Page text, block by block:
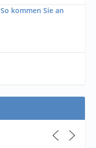
kommen Sie an